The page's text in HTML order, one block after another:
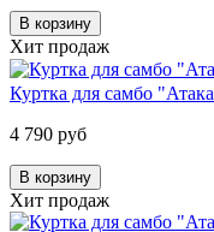
В корзину
Хит продаж
Куртка для самбо
4 790 руб
В корзину
Хит продаж